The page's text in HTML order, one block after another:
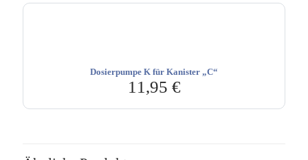
Dosierpumpe K für Kanister „C“
11,95 €